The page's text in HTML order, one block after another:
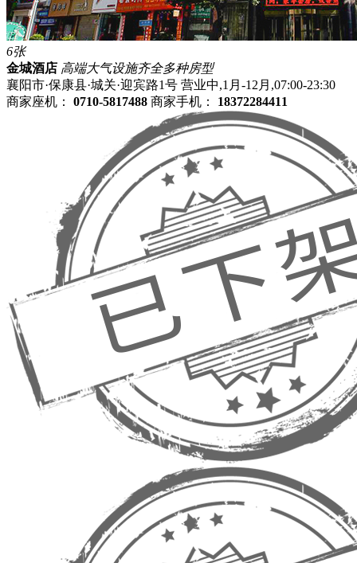
6张
金城酒店 高端大气设施齐全多种房型
襄阳市·保康县·城关·迎宾路1号 营业中,1月-12月,07:00-23:30
商家座机： 0710-5817488 商家手机： 18372284411